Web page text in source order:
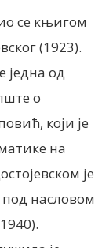
се књигом
(1923).
једна од
о
који је
на
је
насловом